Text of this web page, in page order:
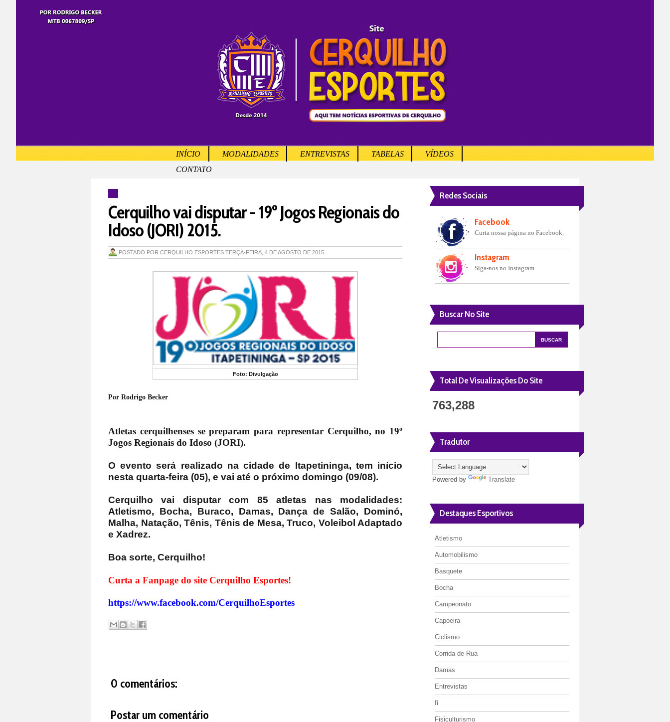
INÍCIO MODALIDADES ENTREVISTAS TABELAS
VÍDEOS
CONTATO
Cerquilho vai disputar - 19º Jogos Regionais do
Idoso (JORI) 2015.
POSTADO POR CERQUILHO ESPORTES TERÇA-FEIRA, 4 DE AGOSTO DE 2015
Foto: Divulgação
Por Rodrigo Becker
Atletas cerquilhenses se preparam para representar Cerquilho, no 19º
Jogos Regionais do Idoso (JORI).
O evento será realizado na cidade de Itapetininga, tem início
nesta quarta-feira (05), e vai até o próximo domingo (09/08).
Cerquilho vai disputar com 85 atletas nas modalidades:
Atletismo, Bocha, Buraco, Damas, Dança de Salão, Dominó,
Malha, Natação, Tênis, Tênis de Mesa, Truco, Voleibol Adaptado
e Xadrez.
Boa sorte, Cerquilho!
Curta a Fanpage do site Cerquilho Esportes!
https://www.facebook.com/CerquilhoEsportes
0 comentários:
Postar um comentário
Redes Sociais
Facebook
Curta nossa página no Facebook.
Instagram
Siga-nos no Instagram
Buscar No Site
Total De Visualizações Do Site
763,288
Tradutor
Powered by Translate
Destaques Esportivos
Atletismo
Automobilismo
Basquete
Bocha
Campeonato
Capoeira
Ciclismo
Corrida de Rua
Damas
Entrevistas
fi
Fisiculturismo